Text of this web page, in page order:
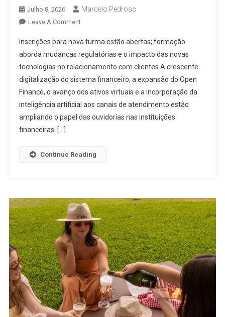
Julho 8, 2026 Marcelo Pedroso
Leave A CommentOn
Da
ANCORD
Prepara
Profissionais
De
Ouvidoria
Para
Finance,
Inteligência
Artificial
Inscrições para nova turma estão abertas; formação
aborda mudanças regulatórias e o impacto das novas
tecnologias no relacionamento com clientes A crescente
digitalização do sistema financeiro, a expansão do Open
Finance, o avanço dos ativos virtuais e a incorporação da
inteligência artificial aos canais de atendimento estão
ampliando o papel das ouvidorias nas instituições
financeiras. […]
Continue Reading